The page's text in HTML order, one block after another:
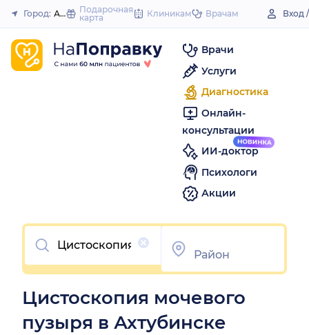
to
Закрыть
Город: АхтубинскПодарочная
карта
Клиникам Врачам Вход
Врачи
Услуги
Диагностика
Онлайн-
консультации
ИИ-доктор
Психологи
Акции
Очистить
Цистоскопия мочевого
пузыря в Ахтубинске